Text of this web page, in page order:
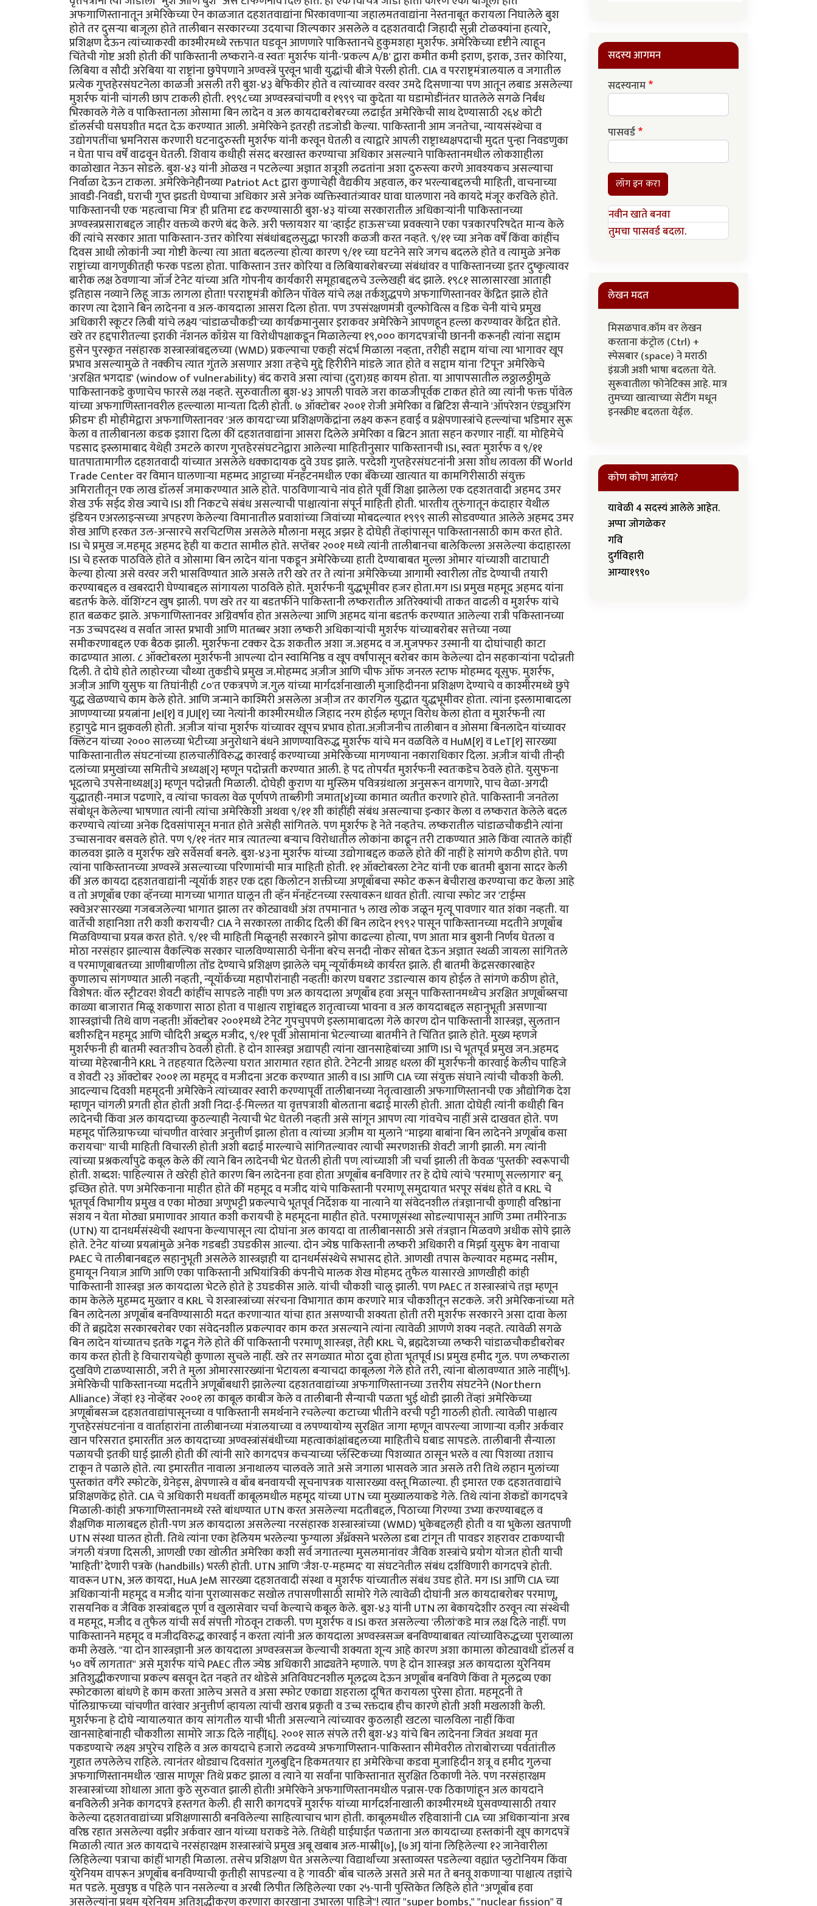
सदस्य आगमन
सदस्यनाम
पासवर्ड
लॉग इन करा
नवीन खाते बनवा
तुमचा पासवर्ड बदला.
लेखन मदत
मिसळपाव.कॉम वर लेखन
करताना कंट्रोल (Ctrl) +
स्पेसबार (space) ने मराठी
इंग्रजी अशी भाषा बदलता येते.
सुरूवातीला फोनेटिक्स आहे. मात्र
तुमच्या खात्याच्या सेटींग मधून
इनस्क्रीप्ट बदलता येईल.
कोण कोण आलंय?
यावेळी 4 सदस्यं आलेले आहेत.
अप्पा जोगळेकर
गवि
दुर्गविहारी
आग्या१९९०